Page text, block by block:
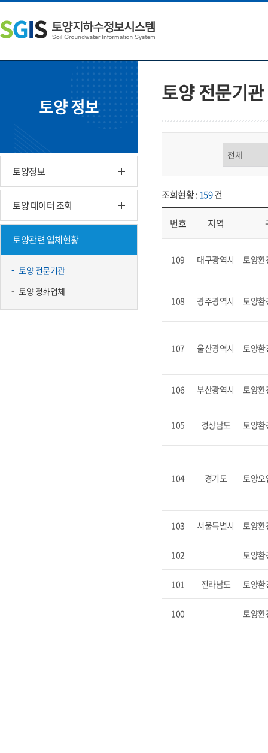
문
내
용
쪽
메
뉴
단
주
소
토양 정보
토양정보
토양 데이터 조회
토양관련 업체현황
토양 전문기관
토양 정화업체
토양 전문기관
조회현황 :159건
번호 지역
109 대구광역시 토양환
108 광주광역시 토양환
107 울산광역시 토양환
106 부산광역시 토양환
105 경상남도 토양환
104 경기도 토양오
103 서울특별시 토양환
102 토양환
101 전라남도 토양환
100 토양환